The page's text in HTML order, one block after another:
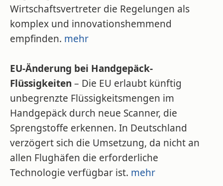
Wirtschaftsvertreter die Regelungen als
komplex und innovationshemmend
empfinden. mehr
EU-Änderung bei Handgepäck-
Flüssigkeiten – Die EU erlaubt künftig
unbegrenzte Flüssigkeitsmengen im
Handgepäck durch neue Scanner, die
Sprengstoffe erkennen. In Deutschland
verzögert sich die Umsetzung, da nicht an
allen Flughäfen die erforderliche
Technologie verfügbar ist. mehr